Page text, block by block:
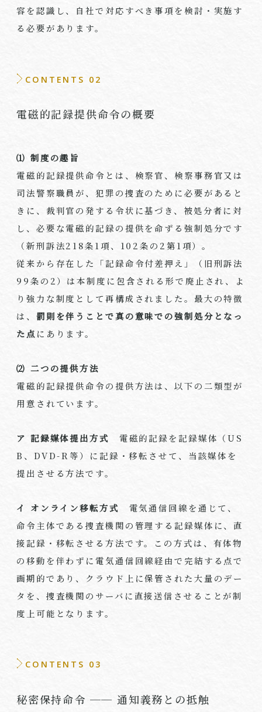
容を認識し、自社で対応すべき事項を検討・実施す
る必要があります。
CONTENTS 02
電磁的記録提供命令の概要
⑴ 制度の趣旨
電磁的記録提供命令とは、検察官、検察事務官又は
司法警察職員が、犯罪の捜査のために必要があると
きに、裁判官の発する令状に基づき、被処分者に対
し、必要な電磁的記録の提供を命ずる強制処分です
（新刑訴法218条1項、102条の2第1項）。
従来から存在した「記録命令付差押え」（旧刑訴法
99条の2）は本制度に包含される形で廃止され、よ
り強力な制度として再構成されました。最大の特徴
は、 罰則を伴うことで真の意味での強制処分となっ
た点にあります。
⑵ 二つの提供方法
電磁的記録提供命令の提供方法は、以下の二類型が
用意されています。
ア 記録媒体提出方式 電磁的記録を記録媒体（US
B、DVD-R等）に記録・移転させて、当該媒体を
提出させる方法です。
イ オンライン移転方式 電気通信回線を通じて、
命令主体である捜査機関の管理する記録媒体に、直
接記録・移転させる方法です。この方式は、有体物
の移動を伴わずに電気通信回線経由で完結する点で
画期的であり、クラウド上に保管された大量のデー
タを、捜査機関のサーバに直接送信させることが制
度上可能となります。
CONTENTS 03
秘密保持命令 ── 通知義務との抵触